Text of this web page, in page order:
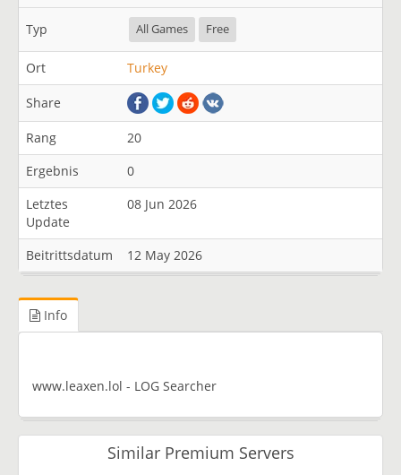
Typ All Games Free
Ort Turkey
Share
Rang
20
Ergebnis
0
Letztes
Update
08 Jun 2026
Beitrittsdatum 12 May 2026
Info
www.leaxen.lol - LOG Searcher
Similar Premium Servers